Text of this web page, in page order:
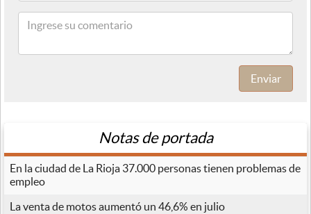
Enviar
Notas de portada
En la ciudad de La Rioja 37.000 personas tienen problemas de
empleo
La venta de motos aumentó un 46,6% en julio